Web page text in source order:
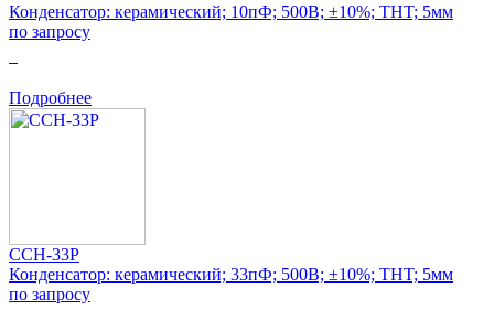
Конденсатор: керамический; 10пФ; 500В; ±10%; THT; 5мм
по запросу
Подробнее
CCH-33P
Конденсатор: керамический; 33пФ; 500В; ±10%; THT; 5мм
по запросу